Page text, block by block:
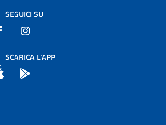
SEGUICI SU
Facebook
SCARICA L'APP
App Store